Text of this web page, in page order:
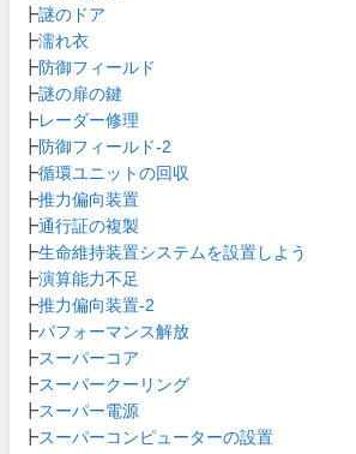
┣謎のドア
┣濡れ衣
┣防御フィールド
┣謎の扉の鍵
┣レーダー修理
┣防御フィールド-2
┣循環ユニットの回収
┣推力偏向装置
┣通行証の複製
┣生命維持装置システムを設置しよう
┣演算能力不足
┣推力偏向装置-2
┣パフォーマンス解放
┣スーパーコア
┣スーパークーリング
┣スーパー電源
┣スーパーコンピューターの設置